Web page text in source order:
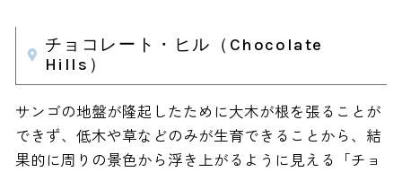
チョコレート・ヒル（Chocolate
Hills）
サンゴの地盤が隆起したために大木が根を張ることが
できず、低木や草などのみが生育できることから、結
果的に周りの景色から浮き上がるように見える「チョ